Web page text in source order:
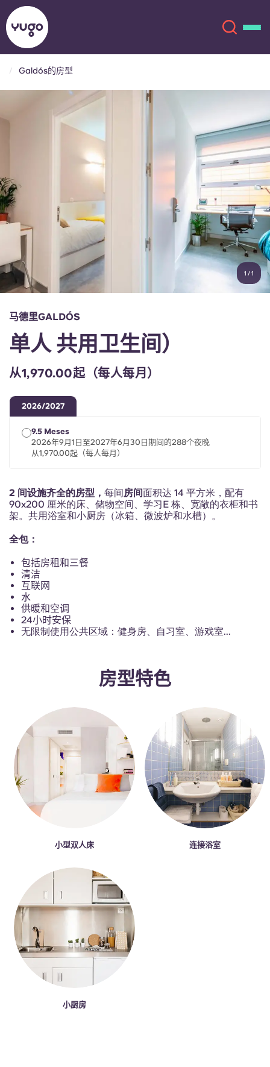
账户 语言
Chinese
Español
Deutsch
French
选择一个国家
English (GB)
Chinese Español
Català
Italian French
Portuguese
Galdós的房型
1 /1
马德里GALDÓS
单人 共用卫生间）
从1,970.00起（每人每月）
2026/2027
9.5 Meses
2026年9月1日至2027年6月30日期间的288个夜晚
从1,970.00起（每人每月）
2 间设施齐全的房型， 每间房间面积达 14 平方米，配有
90x200 厘米的床、储物空间、学习E 栋、宽敞的衣柜和书
架。共用浴室和小厨房（冰箱、微波炉和水槽）。
全包：
包括房租和三餐
清洁
互联网
水
供暖和空调
24小时安保
无限制使用公共区域：健身房、自习室、游戏室...
房型特色
小型双人床 连接浴室
小厨房